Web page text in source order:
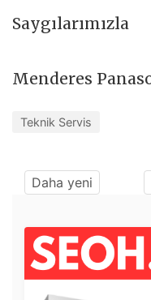
Saygılarımızla
Menderes
Teknik Servis
Daha yeni